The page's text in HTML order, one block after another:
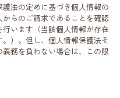
法の定めに基づき個人情報の
らのご請求であることを確認
います（当該個人情報が存在
）。但し、個人情報保護法そ
務を負わない場合は、この限